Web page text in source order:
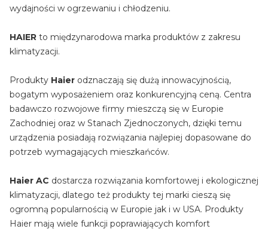
wydajności w ogrzewaniu i chłodzeniu.
HAIER to międzynarodowa marka produktów z zakresu
klimatyzacji.
Produkty Haier odznaczają się dużą innowacyjnością,
bogatym wyposażeniem oraz konkurencyjną ceną. Centra
badawczo rozwojowe firmy mieszczą się w Europie
Zachodniej oraz w Stanach Zjednoczonych, dzięki temu
urządzenia posiadają rozwiązania najlepiej dopasowane do
potrzeb wymagających mieszkańców.
Haier AC dostarcza rozwiązania komfortowej i ekologicznej
klimatyzacji, dlatego też produkty tej marki cieszą się
ogromną popularnością w Europie jak i w USA. Produkty
Haier mają wiele funkcji poprawiających komfort